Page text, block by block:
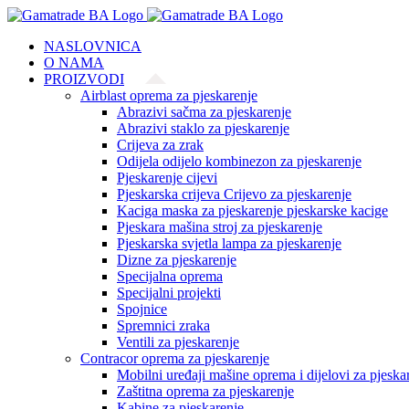
Skip
contentNASLOVNICA
O NAMA
PROIZVODI
Airblast oprema za pjeskarenje
Abrazivi sačma za pjeskarenje
Abrazivi staklo za pjeskarenje
Crijeva za zrak
Odijela odijelo kombinezon za pjeskarenje
Pjeskarenje cijevi
Pjeskarska crijeva Crijevo za pjeskarenje
Kaciga maska za pjeskarenje pjeskarske kacige
Pjeskara mašina stroj za pjeskarenje
Pjeskarska svjetla lampa za pjeskarenje
Dizne za pjeskarenje
Specijalna oprema
Specijalni projekti
Spojnice
Spremnici zraka
Ventili za pjeskarenje
Contracor oprema za pjeskarenje
Mobilni uređaji mašine oprema i dijelovi za
Zaštitna oprema za pjeskarenje